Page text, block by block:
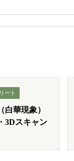
ート
白華現象）
3Dスキャン